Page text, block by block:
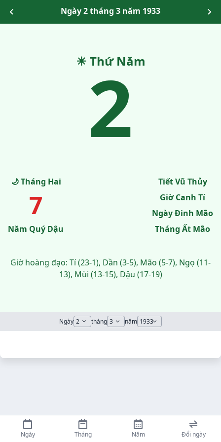
Ngày 2 tháng 3 năm 1933
☀ Thứ Năm
2
🌙 Tháng Hai
7
Năm Quý Dậu
Tiết Vũ Thủy
Giờ Canh Tí
Ngày Đinh Mão
Tháng Ất Mão
Giờ hoàng đạo: Tí (23-1), Dần (3-5), Mão (5-7), Ngọ (11-
13), Mùi (13-15), Dậu (17-19)
Ngày tháng năm
Ngày Tháng Năm Đổi ngày